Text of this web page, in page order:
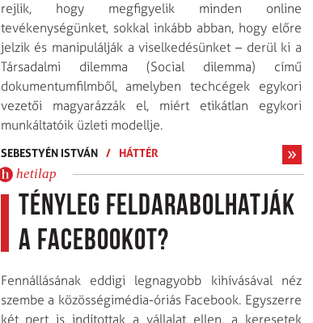
rejlik, hogy megfigyelik minden online
tevékenységünket, sokkal inkább abban, hogy előre
jelzik és manipulálják a viselkedésünket – derül ki a
Társadalmi dilemma (Social dilemma) című
dokumentumfilmből, amelyben techcégek egykori
vezetői magyarázzák el, miért etikátlan egykori
munkáltatóik üzleti modellje.
SEBESTYÉN ISTVÁN / HÁTTÉR
hetilap
Tényleg feldarabolhatják
a Facebookot?
Fennállásának eddigi legnagyobb kihívásával néz
szembe a közösségimédia-óriás Facebook. Egyszerre
két pert is indítottak a vállalat ellen, a keresetek